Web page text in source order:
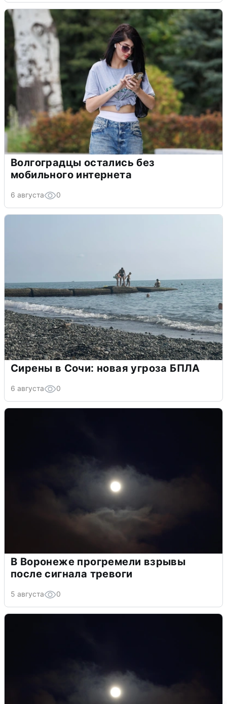
Волгоградцы остались без
мобильного интернета
6 августа 0
Сирены в Сочи: новая угроза БПЛА
6 августа 0
В Воронеже прогремели взрывы
после сигнала тревоги
5 августа 0